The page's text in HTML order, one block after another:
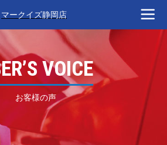
マークイズ静岡店
VOICE
お客様の声